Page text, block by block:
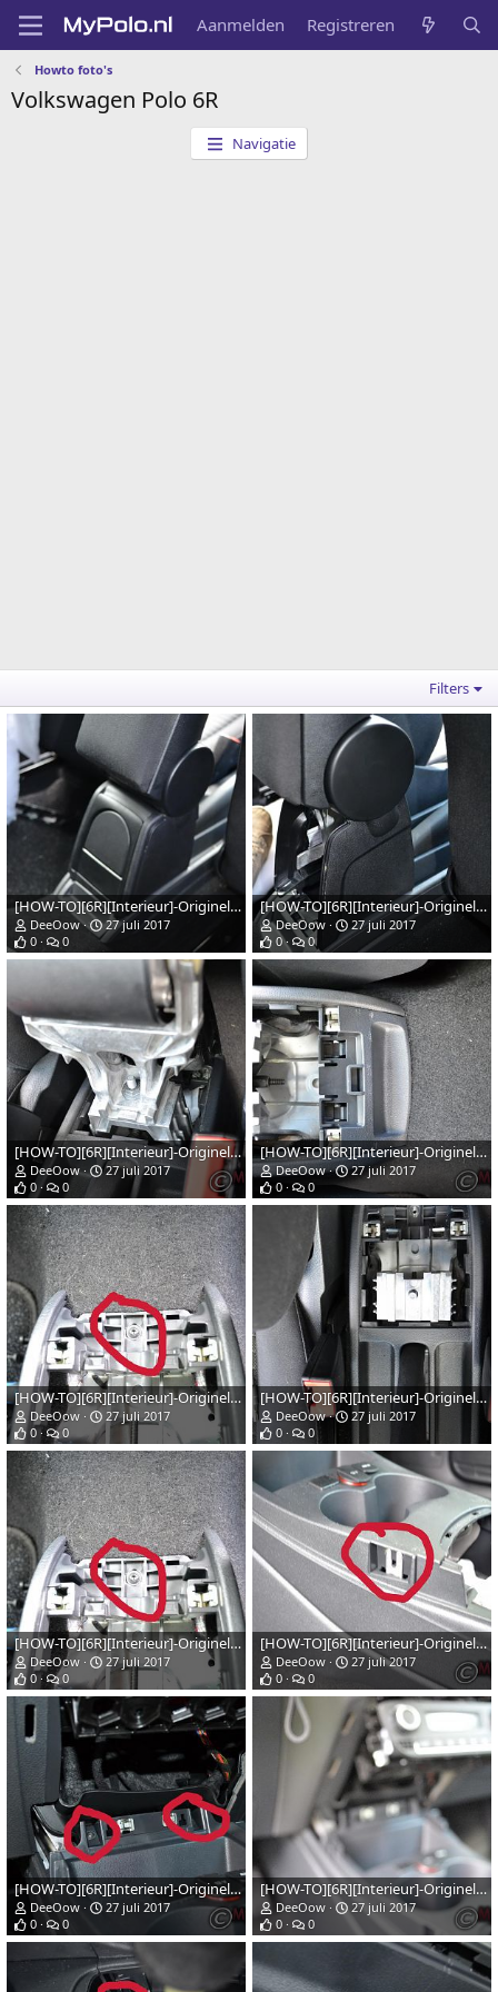
Aanmelden Registreren
Howto foto's
Volkswagen Polo 6R
Navigatie
Filters
[HOW-TO][6R][Interieur]-Originele-vw-armsteun-installeren-afb13web
DeeOow
27 juli 2017
0
0
[HOW-TO][6R][Interieur]-Originele-vw-armsteun-installeren-afb12web
DeeOow
27 juli 2017
0
0
[HOW-TO][6R][Interieur]-Originele-vw-armsteun-installeren-afb11web
DeeOow
27 juli 2017
0
0
[HOW-TO][6R][Interieur]-Originele-vw-armsteun-installeren-afb10web
DeeOow
27 juli 2017
0
0
[HOW-TO][6R][Interieur]-Originele-vw-armsteun-installeren-afb9web
DeeOow
27 juli 2017
0
0
[HOW-TO][6R][Interieur]-Originele-vw-armsteun-installeren-afb8web
DeeOow
27 juli 2017
0
0
[HOW-TO][6R][Interieur]-Originele-vw-armsteun-installeren-afb7web
DeeOow
27 juli 2017
0
0
[HOW-TO][6R][Interieur]-Originele-vw-armsteun-installeren-afb6web
DeeOow
27 juli 2017
0
0
[HOW-TO][6R][Interieur]-Originele-vw-armsteun-installeren-afb5web
DeeOow
27 juli 2017
0
0
[HOW-TO][6R][Interieur]-Originele-vw-armsteun-installeren-afb4web
DeeOow
27 juli 2017
0
0